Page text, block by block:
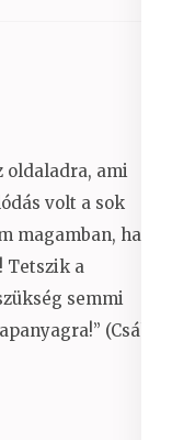
oldaladra, ami
volt a sok
magamban, ha
Tetszik a
semmi
(Csáky